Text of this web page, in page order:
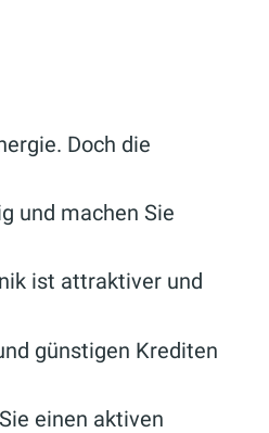
Doch die
und machen Sie
ist attraktiver und
günstigen Krediten
einen aktiven